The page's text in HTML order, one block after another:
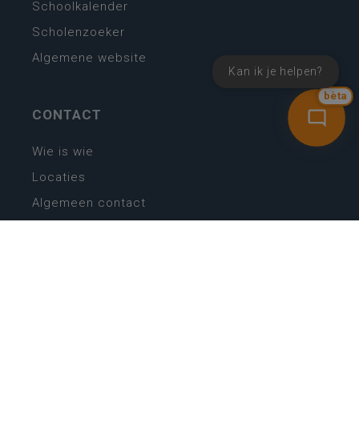
bèta
Kan ik je helpen?
Schoolkalender
Scholenzoeker
Algemene website
CONTACT
Wie is wie
Locaties
Algemeen contact